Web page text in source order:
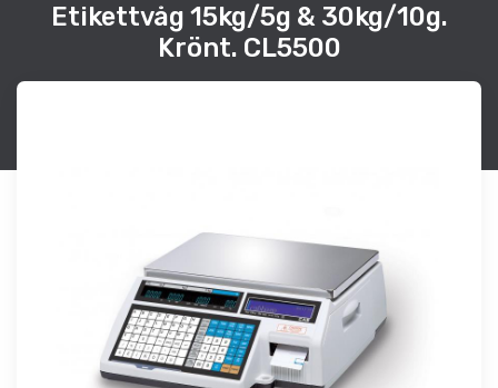
Etikettvåg 15kg/5g & 30kg/10g.
Krönt. CL5500